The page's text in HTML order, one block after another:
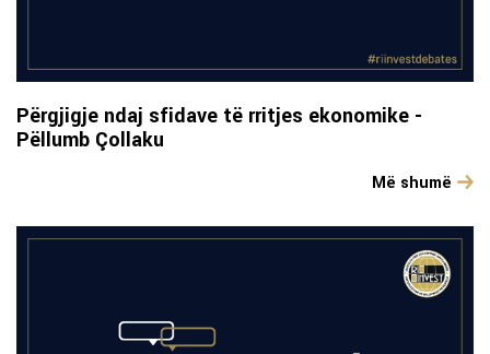
Përgjigje ndaj sfidave të rritjes ekonomike -
Pëllumb Çollaku
Më shumë